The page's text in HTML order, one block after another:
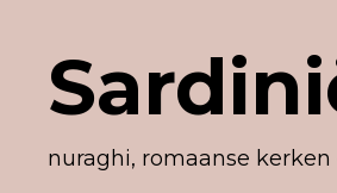
nuraghi, romaanse